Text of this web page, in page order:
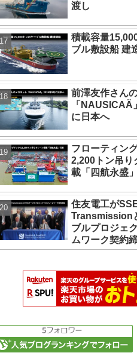
渡し
積載容量
ブル敷設船 建
前澤友作さん
「NAUSICAÄ
に日本へ
フローティン
2,200トン吊り
載「四航永盛
住友電工が
Transmission
ブルプロジェ
ムワーク契約